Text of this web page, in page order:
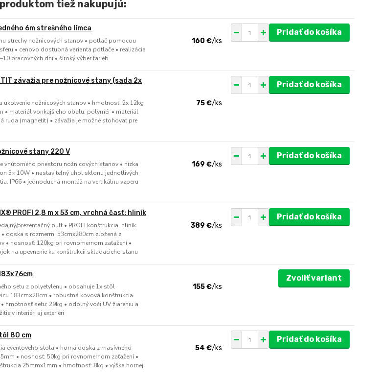
tiež nakupujú:
6m strešného límca
strechy nožnicových stanov • potlač pomocou
• cenovo dostupná varianta potlače • realizácia
pracovných dní • široký výber farieb
160 €/ks
Pridať do košíka
závažia pre nožnicové stany (sada 2x
ukotvenie nožnicových stanov • hmotnosť: 2x 12kg
• materiál vonkajšieho obalu: polymér • materiál
ruda (magnetit) • závažia je možné stohovať pre
75 €/ks
Pridať do košíka
stany 220 V
vnútorného priestoru nožnicových stanov • nízka
3× 10W • nastaviteľný uhol sklonu jednotlivých
IP66 • jednoduchá montáž na vertikálnu vzperu
169 €/ks
Pridať do košíka
PROFI 2,8 m x 53 cm, vrchná časť: hliník
prezentačný pult • PROFI konštrukcia, hliník
doska s rozmermi 53cmx280cm zložená z
• nosnosť: 120kg pri rovnomernom zaťažení •
na upevnenie ku konštrukcii skladacieho stanu
389 €/ks
Pridať do košíka
setu z polyetylénu • obsahuje 1x stôl
183cm×28cm • robustná kovová konštrukcia
hmotnosť setu: 29kg • odolný voči UV žiareniu a
v interiéri aj exteriéri
155 €/ks
Zvoliť variant
80 cm
eventového stola • horná doska z masívneho
• nosnosť: 50kg pri rovnomernom zaťažení •
25mmx1mm • hmotnosť: 8kg • výška hornej
54 €/ks
Pridať do košíka